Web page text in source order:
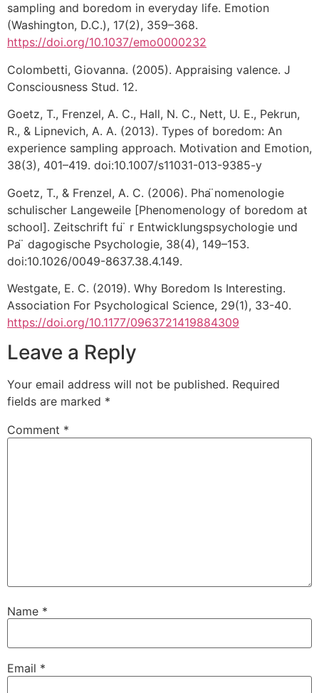
sampling and boredom in everyday life. Emotion
(Washington, D.C.), 17(2), 359–368.
https://doi.org/10.1037/emo0000232
Colombetti, Giovanna. (2005). Appraising valence. J
Consciousness Stud. 12.
Goetz, T., Frenzel, A. C., Hall, N. C., Nett, U. E., Pekrun,
R., & Lipnevich, A. A. (2013). Types of boredom: An
experience sampling approach. Motivation and Emotion,
38(3), 401–419. doi:10.1007/s11031-013-9385-y
Goetz, T., & Frenzel, A. C. (2006). Pha ̈nomenologie
schulischer Langeweile [Phenomenology of boredom at
school]. Zeitschrift fu ̈ r Entwicklungspsychologie und
Pa ̈ dagogische Psychologie, 38(4), 149–153.
doi:10.1026/0049-8637.38.4.149.
Westgate, E. C. (2019). Why Boredom Is Interesting.
Association For Psychological Science, 29(1), 33-40.
https://doi.org/10.1177/0963721419884309
Leave a Reply
Your email address will not be published. Required
fields are marked *
Comment *
Name *
Email *